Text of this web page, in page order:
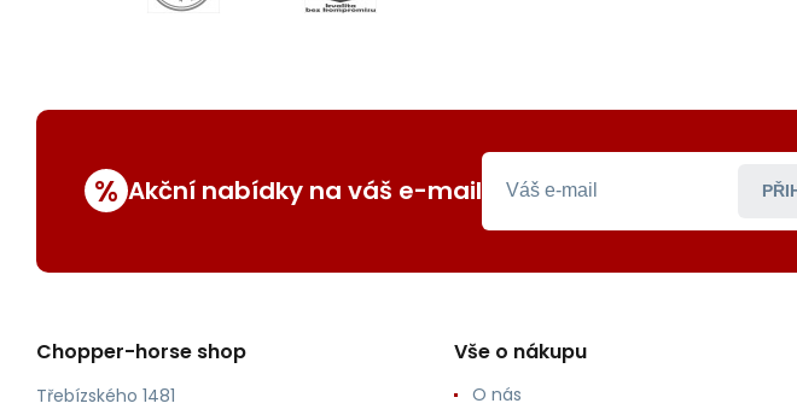
% Akční nabídky na váš e-mail
Chopper-horse shop
Třebízského 1481
Vše o nákupu
O nás